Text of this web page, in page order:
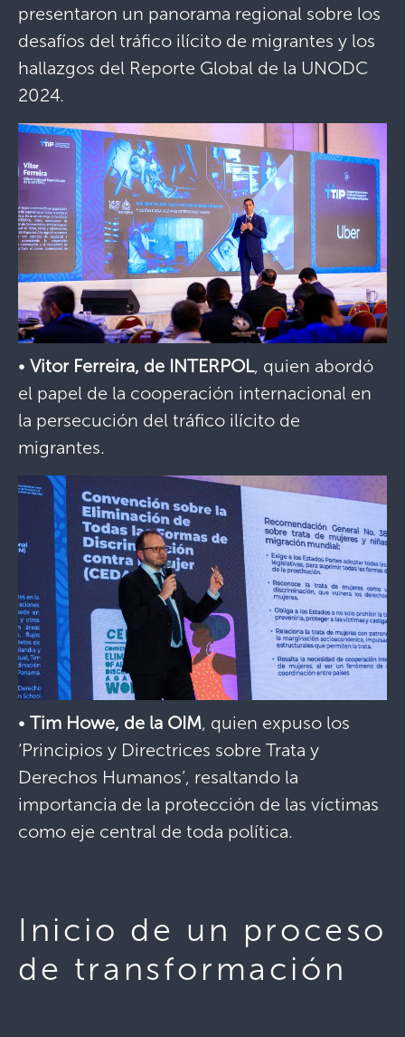
presentaron un panorama regional sobre los
desafíos del tráfico ilícito de migrantes y los
hallazgos del Reporte Global de la UNODC
2024.
• Vitor Ferreira, de INTERPOL, quien abordó
el papel de la cooperación internacional en
la persecución del tráfico ilícito de
migrantes.
• Tim Howe, de la OIM, quien expuso los
‘Principios y Directrices sobre Trata y
Derechos Humanos’, resaltando la
importancia de la protección de las víctimas
como eje central de toda política.
Inicio de un proceso
de transformación